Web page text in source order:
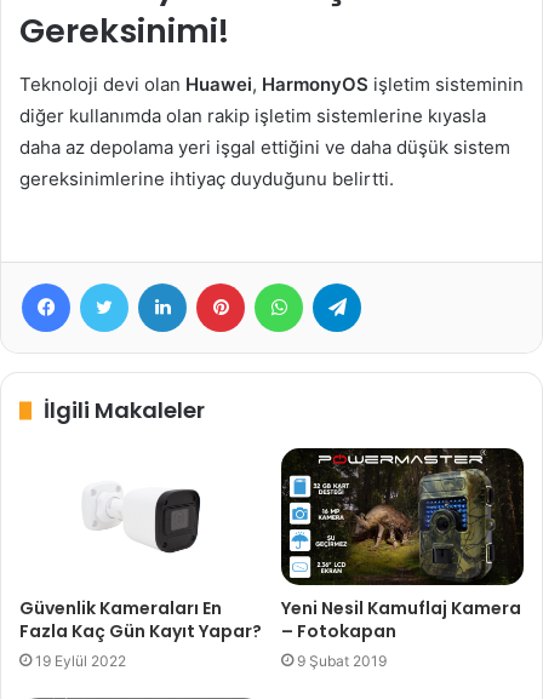
Gereksinimi!
Teknoloji devi olan Huawei, HarmonyOS işletim sisteminin
diğer kullanımda olan rakip işletim sistemlerine kıyasla
daha az depolama yeri işgal ettiğini ve daha düşük sistem
gereksinimlerine ihtiyaç duyduğunu belirtti.
FacebookTwitter LinkedIn Pinterest WhatsApp
İlgili Makaleler
Güvenlik Kameraları En
Fazla Kaç Gün Kayıt Yapar?
19 Eylül 2022
Yeni Nesil Kamuflaj Kamera
– Fotokapan
9 Şubat 2019